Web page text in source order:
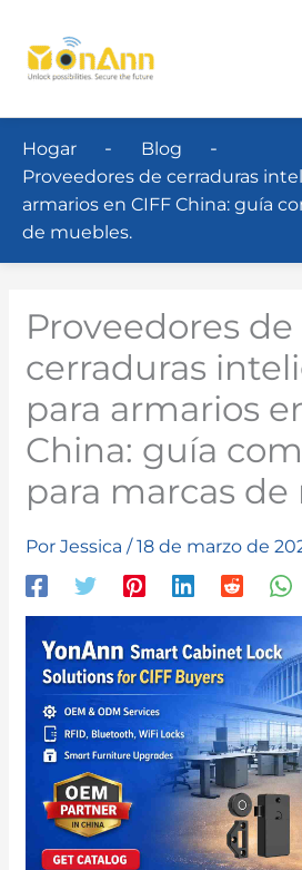
Hogar
Blog
Proveedores de cerraduras
armarios en CIFF China: guía
de muebles.
Proveedores de
cerraduras
para armarios
China: guía
para marcas
PorJessica/18 de marzo de